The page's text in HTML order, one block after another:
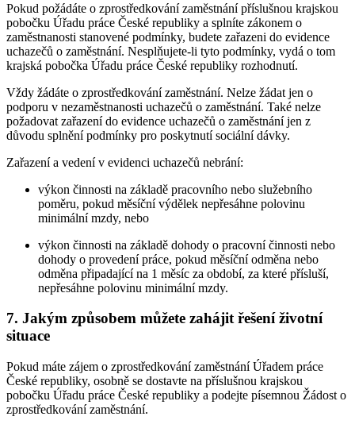
Pokud požádáte o zprostředkování zaměstnání příslušnou krajskou
pobočku Úřadu práce České republiky a splníte zákonem o
zaměstnanosti stanovené podmínky, budete zařazeni do evidence
uchazečů o zaměstnání. Nesplňujete-li tyto podmínky, vydá o tom
krajská pobočka Úřadu práce České republiky rozhodnutí.
Vždy žádáte o zprostředkování zaměstnání. Nelze žádat jen o
podporu v nezaměstnanosti uchazečů o zaměstnání. Také nelze
požadovat zařazení do evidence uchazečů o zaměstnání jen z
důvodu splnění podmínky pro poskytnutí sociální dávky.
Zařazení a vedení v evidenci uchazečů nebrání:
výkon činnosti na základě pracovního nebo služebního
poměru, pokud měsíční výdělek nepřesáhne polovinu
minimální mzdy, nebo
výkon činnosti na základě dohody o pracovní činnosti nebo
dohody o provedení práce, pokud měsíční odměna nebo
odměna připadající na 1 měsíc za období, za které přísluší,
nepřesáhne polovinu minimální mzdy.
7. Jakým způsobem můžete zahájit řešení životní
situace
Pokud máte zájem o zprostředkování zaměstnání Úřadem práce
České republiky, osobně se dostavte na příslušnou krajskou
pobočku Úřadu práce České republiky a podejte písemnou Žádost o
zprostředkování zaměstnání.